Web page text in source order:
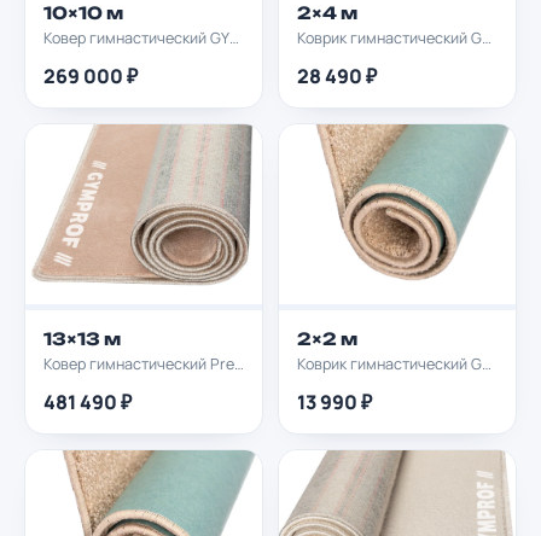
10×10 м
Ковер гимнастический GYMPROF 10х10м
269 000 ₽
2×4 м
Коврик гимнастический GYMPROF 2х4м
28 490 ₽
13×13 м
Ковер гимнастический Premium GYMPROF 13х13м
481 490 ₽
2×2 м
Коврик гимнастический GYMPROF 2х2м
13 990 ₽